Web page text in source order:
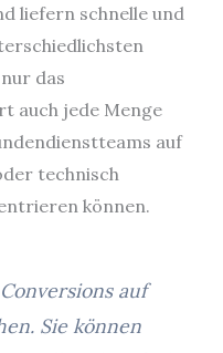
liefern schnelle und
das
auch jede Menge
auf
technisch
können.
auf
Sie können